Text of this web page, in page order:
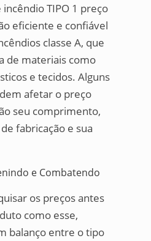
TIPO 1 preço
eficiente e confiável
classe A, que
de materiais como
e tecidos. Alguns
afetar o preço
seu comprimento,
fabricação e sua
os preços antes
como esse,
balanço entre o tipo